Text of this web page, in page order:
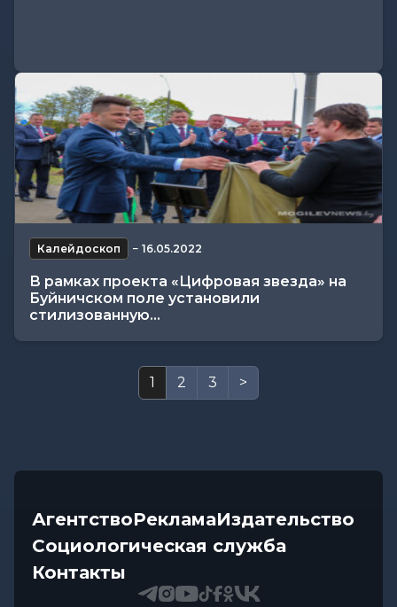
Калейдоскоп − 16.05.2022
В рамках проекта «Цифровая звезда» на
Буйничском поле установили
стилизованную...
1 2 3 >
АгентствоРекламаИздательство
Социологическая служба
Контакты